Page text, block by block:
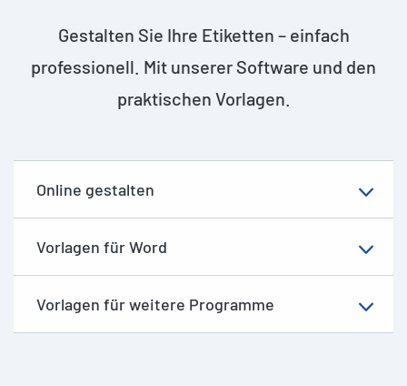
Gestalten Sie Ihre Etiketten – einfach
professionell. Mit unserer Software und den
praktischen Vorlagen.
Online gestalten
Vorlagen für Word
Vorlagen für weitere Programme